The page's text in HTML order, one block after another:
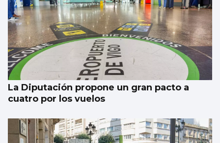
Investigan por asesinato al detenido por un
atropello mortal intencionado en Ames
La Diputación propone un gran pacto a
cuatro por los vuelos